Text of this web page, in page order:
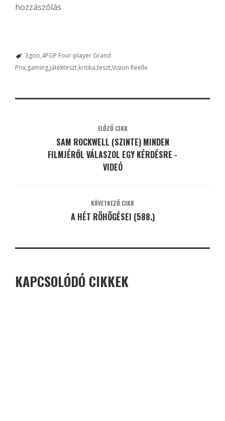
hozzászólás
3goo 4PGP Four-player Grand
Prix gaming játékteszt kritika tesztVision Reelle
ELŐZŐ CIKK
SAM ROCKWELL (SZINTE) MINDEN
FILMJÉRŐL VÁLASZOL EGY KÉRDÉSRE -
VIDEÓ
KÖVETKEZŐ CIKK
A HÉT RÖHÖGÉSEI (588.)
KAPCSOLÓDÓ CIKKEK